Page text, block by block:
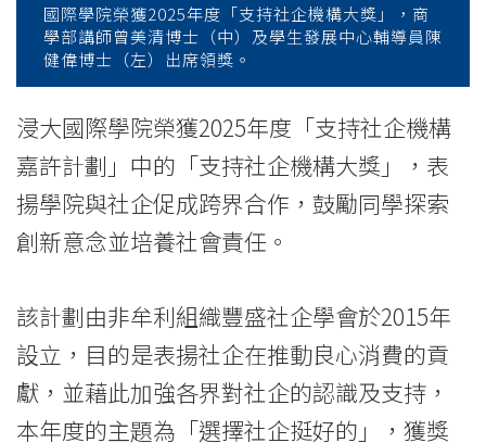
獎」
表
揚
與
社
企
跨
界
國際學院榮獲2025年度「支持社企機構大獎」，商
學部講師曾美清博士（中）及學生發展中心輔導員陳
健偉博士（左）出席領獎。
浸大國際學院榮獲2025年度「支持社企機構
嘉許計劃」中的「支持社企機構大獎」，表
揚學院與社企促成跨界合作，鼓勵同學探索
創新意念並培養社會責任。
該計劃由非牟利組織豐盛社企學會於2015年
設立，目的是表揚社企在推動良心消費的貢
獻，並藉此加強各界對社企的認識及支持，
本年度的主題為「選擇社企挺好的」，獲獎